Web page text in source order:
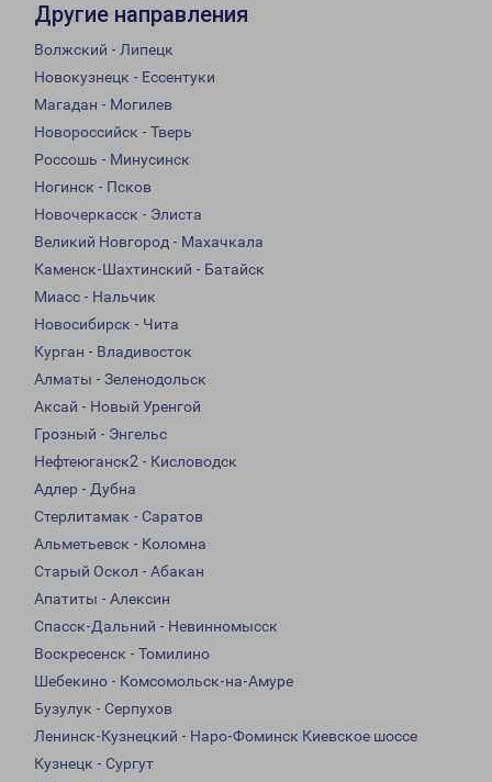
Другие направления
Волжский - Липецк
Новокузнецк - Ессентуки
Магадан - Могилев
Новороссийск - Тверь
Россошь - Минусинск
Ногинск - Псков
Новочеркасск - Элиста
Великий Новгород - Махачкала
Каменск-Шахтинский - Батайск
Миасс - Нальчик
Новосибирск - Чита
Курган - Владивосток
Алматы - Зеленодольск
Аксай - Новый Уренгой
Грозный - Энгельс
Нефтеюганск2 - Кисловодск
Адлер - Дубна
Стерлитамак - Саратов
Альметьевск - Коломна
Старый Оскол - Абакан
Апатиты - Алексин
Спасск-Дальний - Невинномысск
Воскресенск - Томилино
Шебекино - Комсомольск-на-Амуре
Бузулук - Серпухов
Ленинск-Кузнецкий - Наро-Фоминск Киевское шоссе
Кузнецк - Сургут